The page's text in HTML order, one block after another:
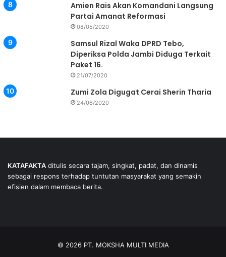
Amien Rais Akan Komandani Langsung
Partai Amanat Reformasi
08/05/2020
Samsul Rizal Waka DPRD Tebo,
Diperiksa Polda Jambi Diduga Terkait
Paket 16.
21/07/2020
Zumi Zola Digugat Cerai Sherin Tharia
24/06/2020
KATAFAKTA ditulis secara tajam, singkat, padat, dan dinamis
sebagai respons terhadap tuntutan masyarakat yang semakin
efisien dalam membaca berita.
© 2026 PT. MOKSHA MULTI MEDIA